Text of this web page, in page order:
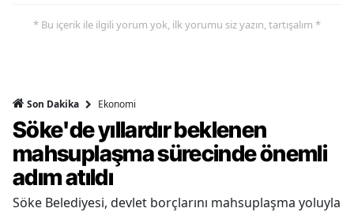
* Bu içerik ile ilgili yorum yok, ilk yorumu siz yazın, tartışalım *
Son Dakika Ekonomi
Söke'de yıllardır beklenen
mahsuplaşma sürecinde önemli
adım atıldı
Söke Belediyesi, devlet borçlarını mahsuplaşma yoluyla